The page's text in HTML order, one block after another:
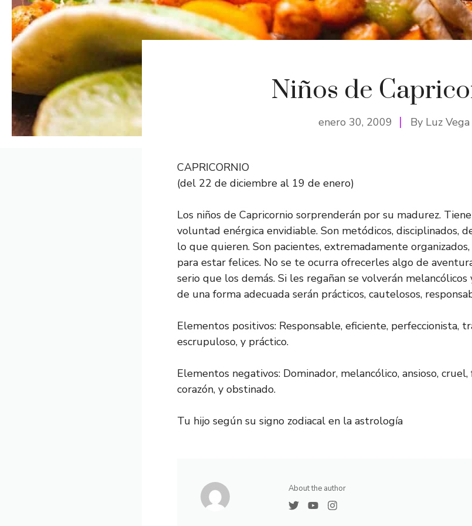
Niños de
enero 30, 2009 By Luz Vega
CAPRICORNIO
(del 22 de diciembre al 19 de enero)
Los niños de Capricornio sorprenderán por su madurez.
voluntad enérgica envidiable. Son metódicos, disciplinados,
lo que quieren. Son pacientes, extremadamente
para estar felices. No se te ocurra ofrecerles algo de
serio que los demás. Si les regañan se volverán
de una forma adecuada serán prácticos, cautelosos,
Elementos positivos: Responsable, eficiente, perfeccionista,
escrupuloso, y práctico.
Elementos negativos: Dominador, melancólico, ansioso,
corazón, y obstinado.
Tu hijo según su signo zodiacal en la astrología
About the author